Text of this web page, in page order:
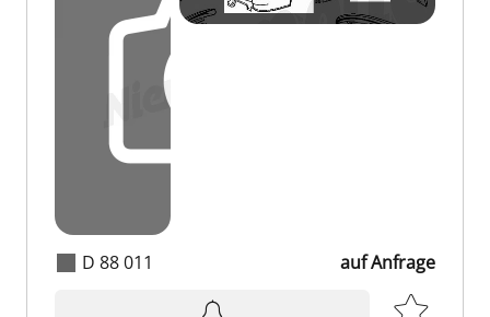
D 88 011 auf Anfrage